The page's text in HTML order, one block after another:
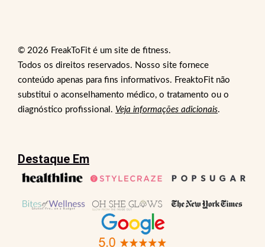
© 2026 FreakToFit é um site de fitness.
Todos os direitos reservados. Nosso site fornece
conteúdo apenas para fins informativos. FreaktoFit não
substitui o aconselhamento médico, o tratamento ou o
diagnóstico profissional. Veja informações adicionais.
Destaque Em